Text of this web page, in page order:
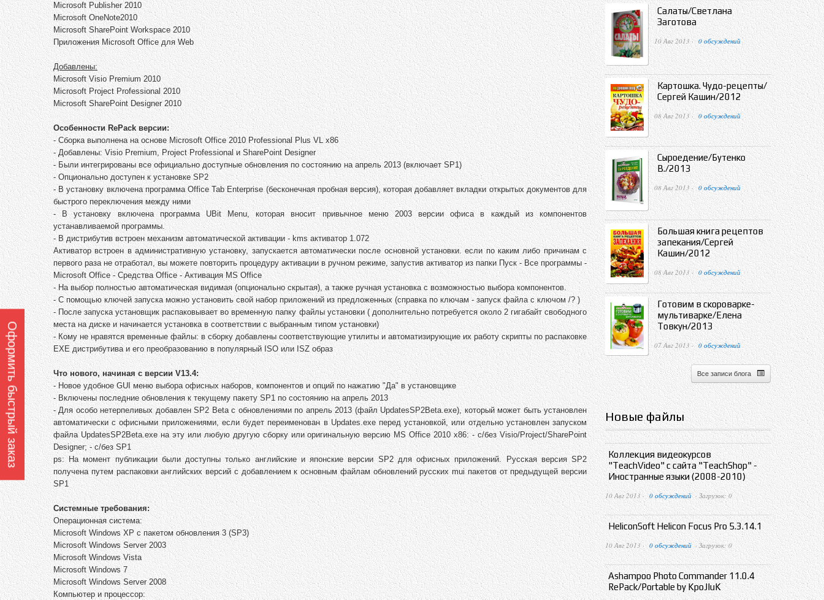
Microsoft Publisher 2010
Microsoft OneNote2010
Microsoft SharePoint Workspace 2010
Приложения Microsoft Office для Web
Добавлены:
Microsoft Visio Premium 2010
Microsoft Project Professional 2010
Microsoft SharePoint Designer 2010
Особенности RePack версии:
- Сборка выполнена на основе Microsoft Office 2010 Professional Plus VL x86
- Добавлены: Visio Premium, Project Professional и SharePoint Designer
- Были интегрированы все официально доступные обновления по состоянию на апрель 2013 (включает SP1)
- Опционально доступен к установке SP2
- В установку включена программа Office Tab Enterprise (бесконечная пробная версия), которая добавляет вкладки открытых документов для
быстрого переключения между ними
- В установку включена программа UBit Menu, которая вносит привычное меню 2003 версии офиса в каждый из компонентов
устанавливаемой программы.
- В дистрибутив встроен механизм автоматической активации - kms активатор 1.072
Активатор встроен в административную установку, запускается автоматически после основной установки. если по каким либо причинам с
первого раза не отработал, вы можете повторить процедуру активации в ручном режиме, запустив активатор из папки Пуск - Все программы -
Microsoft Office - Средства Office - Активация MS Office
- На выбор полностью автоматическая видимая (опционально скрытая), а также ручная установка с возможностью выбора компонентов.
- С помощью ключей запуска можно установить свой набор приложений из предложенных (справка по ключам - запуск файла с ключом /? )
- После запуска установщик распаковывает во временную папку файлы установки ( дополнительно потребуется около 2 гигабайт свободного
места на диске и начинается установка в соответствии с выбранным типом установки)
- Кому не нравятся временные файлы: в сборку добавлены соответствующие утилиты и автоматизирующие их работу скрипты по распаковке
EXE дистрибутива и его преобразованию в популярный ISO или ISZ образ
Что нового, начиная с версии V13.4:
- Новое удобное GUI меню выбора офисных наборов, компонентов и опций по нажатию "Да" в установщике
- Включены последние обновления к текущему пакету SP1 по состоянию на апрель 2013
- Для особо нетерпеливых добавлен SP2 Beta с обновлениями по апрель 2013 (файл UpdatesSP2Beta.exe), который может быть установлен
автоматически с офисными приложениями, если будет переименован в Updates.exe перед установкой, или отдельно установлен запуском
файла UpdatesSP2Beta.exe на эту или любую другую сборку или оригинальную версию MS Office 2010 x86: - с/без Visio/Project/SharePoint
Designer; - с/без SP1
ps: На момент публикации были доступны только английские и японские версии SP2 для офисных приложений. Русская версия SP2
получена путем распаковки английских версий с добавлением к основным файлам обновлений русских mui пакетов от предыдущей версии
SP1
Системные требования:
Операционная система:
Microsoft Windows XP с пакетом обновления 3 (SP3)
Microsoft Windows Server 2003
Microsoft Windows Vista
Microsoft Windows 7
Microsoft Windows Server 2008
Компьютер и процессор:
Салаты/Светлана
Заготова
10 Авг 2013 · 0 обсуждений
Картошка. Чудо-рецепты/
Сергей Кашин/2012
08 Авг 2013 · 0 обсуждений
Сыроедение/Бутенко
В./2013
08 Авг 2013 · 0 обсуждений
Большая книга рецептов
запекания/Сергей
Кашин/2012
08 Авг 2013 · 0 обсуждений
Готовим в скороварке-
мультиварке/Елена
Товкун/2013
07 Авг 2013 · 0 обсуждений
Все записи блога
Новые файлы
Коллекция видеокурсов
"TeachVideo" с сайта "TeachShop" -
Иностранные языки (2008-2010)
10 Авг 2013 · 0 обсуждений · Загрузок: 0
HeliconSoft Helicon Focus Pro 5.3.14.1
10 Авг 2013 · 0 обсуждений · Загрузок: 0
Ashampoo Photo Commander 11.0.4
RePack/Portable by KpoJIuK
Оформить быстрый заказ